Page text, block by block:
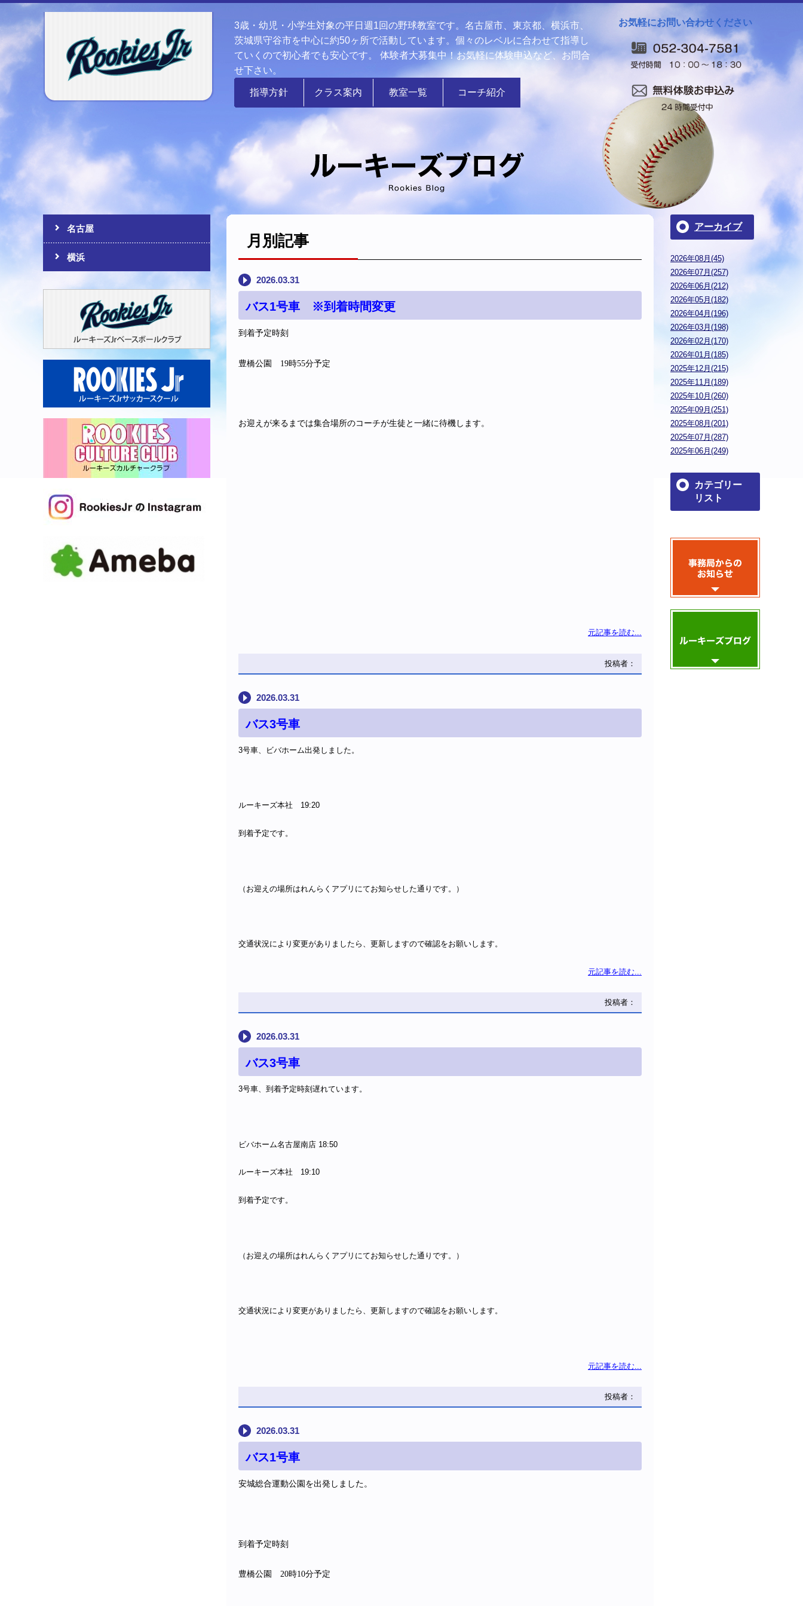
お気軽にお問い合わせください
3歳・幼児・小学生対象の平日週1回の野球教室です。名古屋市、東京都、横浜市、
茨城県守谷市を中心に約50ヶ所で活動しています。個々のレベルに合わせて指導し
ていくので初心者でも安心です。 体験者大募集中！お気軽に体験申込など、お問合
せ下さい。
指導方針 クラス案内 教室一覧 コーチ紹介
月別記事
2026.03.31
バス1号車 ※到着時間変更
到着予定時刻
豊橋公園 19時55分予定
お迎えが来るまでは集合場所のコーチが生徒と一緒に待機します。
元記事を読む...
投稿者：
2026.03.31
バス3号車
3号車、ビバホーム出発しました。
ルーキーズ本社 19:20
到着予定です。
（お迎えの場所はれんらくアプリにてお知らせした通りです。）
交通状況により変更がありましたら、更新しますので確認をお願いします。
元記事を読む...
投稿者：
2026.03.31
バス3号車
3号車、到着予定時刻遅れています。
ビバホーム名古屋南店 18:50
ルーキーズ本社 19:10
到着予定です。
（お迎えの場所はれんらくアプリにてお知らせした通りです。）
交通状況により変更がありましたら、更新しますので確認をお願いします。
元記事を読む...
投稿者：
2026.03.31
バス1号車
安城総合運動公園を出発しました。
到着予定時刻
豊橋公園 20時10分予定
名古屋
横浜
アーカイブ
2026年08月(45)
2026年07月(257)
2026年06月(212)
2026年05月(182)
2026年04月(196)
2026年03月(198)
2026年02月(170)
2026年01月(185)
2025年12月(215)
2025年11月(189)
2025年10月(260)
2025年09月(251)
2025年08月(201)
2025年07月(287)
2025年06月(249)
カテゴリー
リスト